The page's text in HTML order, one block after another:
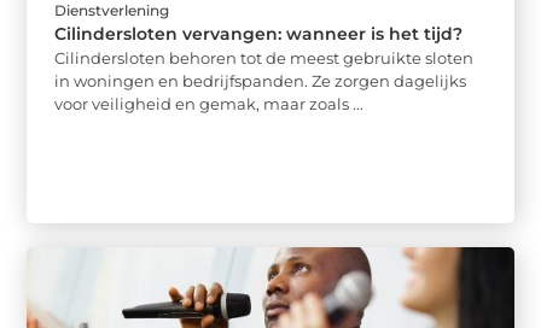
Dienstverlening
Cilindersloten vervangen: wanneer is het tijd?
Cilindersloten behoren tot de meest gebruikte sloten
in woningen en bedrijfspanden. Ze zorgen dagelijks
voor veiligheid en gemak, maar zoals ...